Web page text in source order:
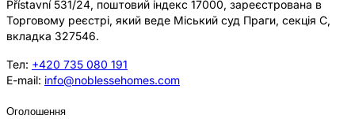
Přístavní 531/24, поштовий індекс 17000, зареєстрована в
Торговому реєстрі, який веде Міський суд Праги, секція C,
вкладка 327546.
Тел: +420 735 080 191
E-mail: info@noblessehomes.com
Оголошення